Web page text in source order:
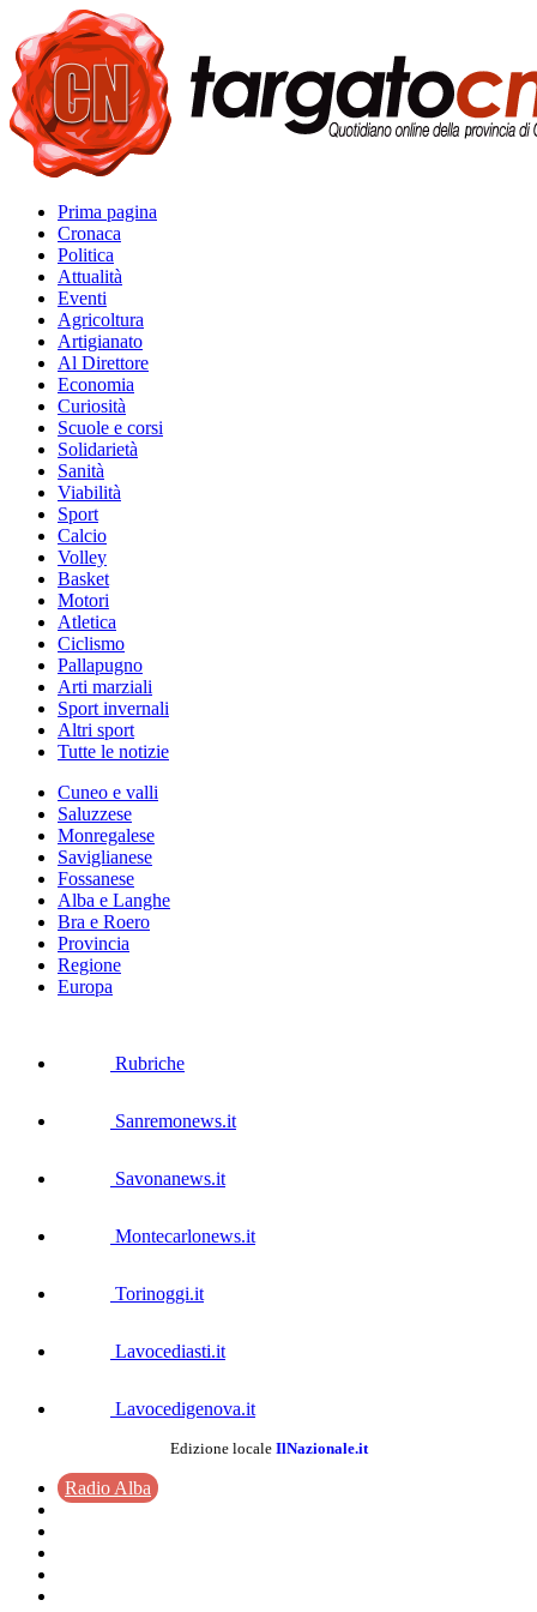
Prima pagina
Cronaca
Politica
Attualità
Eventi
Agricoltura
Artigianato
Al Direttore
Economia
Curiosità
Scuole e corsi
Solidarietà
Sanità
Viabilità
Sport
Calcio
Volley
Basket
Motori
Atletica
Ciclismo
Pallapugno
Arti marziali
Sport invernali
Altri sport
Tutte le notizie
Cuneo e valli
Saluzzese
Monregalese
Saviglianese
Fossanese
Alba e Langhe
Bra e Roero
Provincia
Regione
Europa
Rubriche
Sanremonews.it
Savonanews.it
Montecarlonews.it
Torinoggi.it
Lavocediasti.it
Lavocedigenova.it
Edizione locale IlNazionale.it
Radio Alba